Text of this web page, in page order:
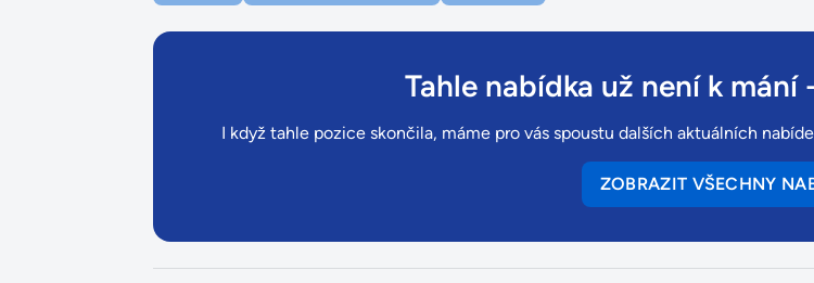
Tahle nabídka už není k mání
I když tahle pozice skončila, máme pro vás spoustu dalších aktuálních
ZOBRAZIT VŠECHNY